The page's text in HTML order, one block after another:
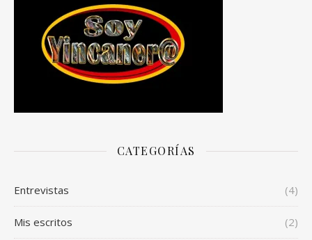
CATEGORÍAS
Entrevistas (4)
Mis escritos (2)